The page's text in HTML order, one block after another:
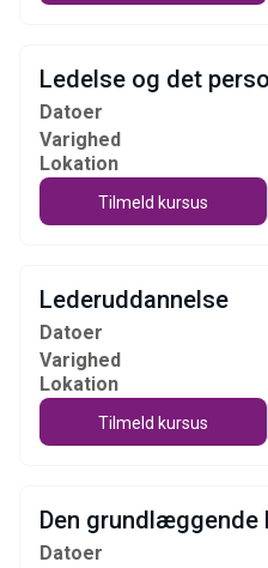
Ledelse og det
Datoer
Varighed
Lokation
Tilmeld kursus
Lederuddannelse
Datoer
Varighed
Lokation
Tilmeld kursus
Den grundlæggende
Datoer